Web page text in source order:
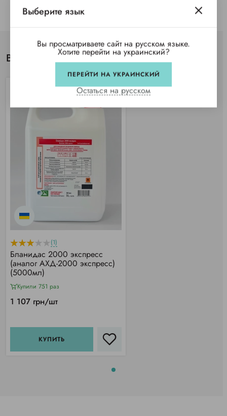
Вы просматривали
(1)
Бланидас 2000 экспресс
(аналог АХД-2000 экспресс)
(5000мл)
Купили 751 раз
1 107 грн/шт
КУПИТЬ
Выберите язык
Вы просматриваете сайт на русском языке.
Хотите перейти на украинский?
ПЕРЕЙТИ НА УКРАИНСКИЙ
Остаться на русском